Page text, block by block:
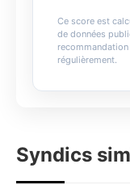
Ce score est
de données
régulièrement.
Syndics